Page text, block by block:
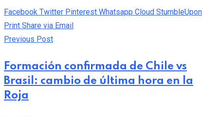
Facebook Twitter Pinterest Whatsapp Cloud StumbleUpon
Print Share via Email
Previous Post
Formación confirmada de Chile vs
Brasil: cambio de última hora en la
Roja